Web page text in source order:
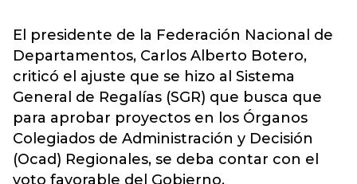
El presidente de la Federación Nacional de
Departamentos, Carlos Alberto Botero,
criticó el ajuste que se hizo al Sistema
General de Regalías (SGR) que busca que
para aprobar proyectos en los Órganos
Colegiados de Administración y Decisión
(Ocad) Regionales, se deba contar con el
voto favorable del Gobierno.